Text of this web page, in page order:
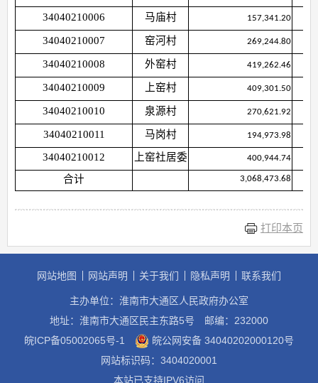
34040210006 马庙村 157,341.20
34040210007 窑河村 269,244.80
34040210008 外窑村 419,262.46
34040210009 上窑村 409,301.50
34040210010 泉源村 270,621.92
34040210011 马岗村 194,973.98
34040210012 上窑社居委 400,944.74
合计 3,068,473.68
打印本页
网站地图 网站声明 关于我们 隐私声明 联系我们
主办单位：淮南市大通区人民政府办公室
地址：淮南市大通区民主东路5号
邮编：232000
皖ICP备05002065号-1
皖公网安备 34040202000120号
网站标识码：3404020001
本站已支持IPV6访问